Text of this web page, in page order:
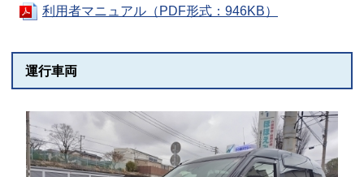
利用者マニュアル（PDF形式：946KB）
運行車両